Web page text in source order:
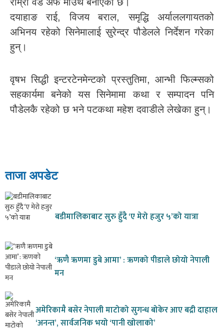
दयाहाङ राई, विजय बराल, समृद्धि अर्याललगायतको
अभिनय रहेको सिनेमालाई सुरेन्द्र पौडेलले निर्देशन गरेका
हुन्।
वृषभ सिद्धी इन्टरटेनमेन्टको प्रस्तुतिमा, आन्भी फिल्म्सको
सहकार्यमा बनेको यस सिनेमामा कथा र सम्पादन पनि
पौडेलकै रहेको छ भने पटकथा महेश दवाडीले लेखेका हुन्।
ताजा अपडेट
बडीमालिकाबाट सुरु हुँदै ‘ए मेरो हजुर ५’को यात्रा
‘ऋणै ऋणमा डुबे आमा’ : ऋणको पीडाले छोयो नेपाली
मन
अमेरिकामै बसेर नेपाली माटोको सुगन्ध बोकेर आए बद्री दाहाल
‘अनन्त’, सार्वजनिक भयो ‘पानी खोलाको’